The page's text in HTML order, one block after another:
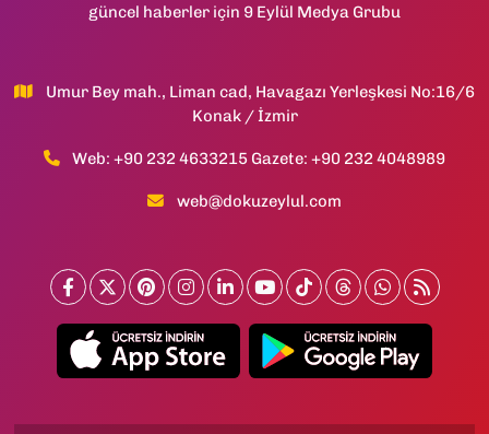
güncel haberler için 9 Eylül Medya Grubu
Umur Bey mah., Liman cad, Havagazı Yerleşkesi No:16/6
Konak / İzmir
Web: +90 232 4633215 Gazete: +90 232 4048989
web@dokuzeylul.com